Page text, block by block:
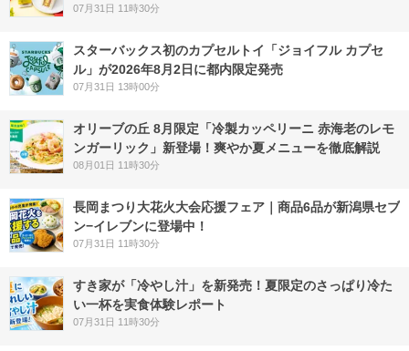
07月31日 11時30分
スターバックス初のカプセルトイ「ジョイフル カプセ
ル」が2026年8月2日に都内限定発売
07月31日 13時00分
オリーブの丘 8月限定「冷製カッペリーニ 赤海老のレモ
ンガーリック」新登場！爽やか夏メニューを徹底解説
08月01日 11時30分
長岡まつり大花火大会応援フェア｜商品6品が新潟県セブ
ン−イレブンに登場中！
07月31日 11時30分
すき家が「冷やし汁」を新発売！夏限定のさっぱり冷た
い一杯を実食体験レポート
07月31日 11時30分